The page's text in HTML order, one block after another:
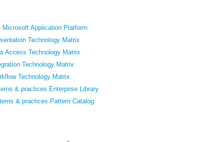
Microsoft Application Platform
Technology Matrix
Access Technology Matrix
Technology Matrix
Technology Matrix
& practices Enterprise Library
& practices Pattern Catalog